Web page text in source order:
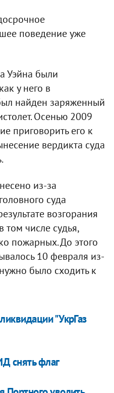
поведение уже
Уэйна были
у него в
найден заряженный
Осенью 2009
приговорить его к
вердикта суда
из-за
суда
возгорания
том числе судья,
пожарных. До этого
10 февраля из-
было сходить к
"УкрГаз
снять флаг